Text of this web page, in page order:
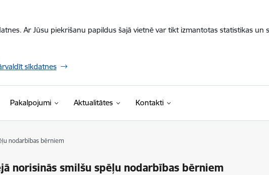
Ar Jūsu piekrišanu papildus šajā vietnē var tikt izmantotas statistikas un
sīkdatnes
Pakalpojumi Aktualitātes Kontakti
nodarbības bērniem
norisinās smilšu spēļu nodarbības bērniem